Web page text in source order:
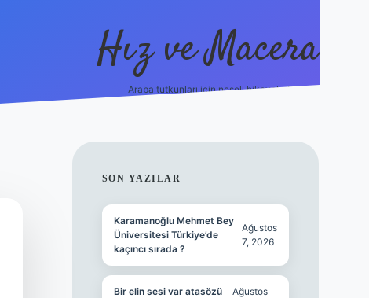
Hız ve Macera
Araba tutkunları için neşeli hikayeler!
SIDEBAR
SON YAZILAR
Karamanoğlu Mehmet Bey
Üniversitesi Türkiye’de
kaçıncı sırada ?
Ağustos
7, 2026
Bir elin sesi var atasözü
Ağustos
hiltonbet güncel giriş